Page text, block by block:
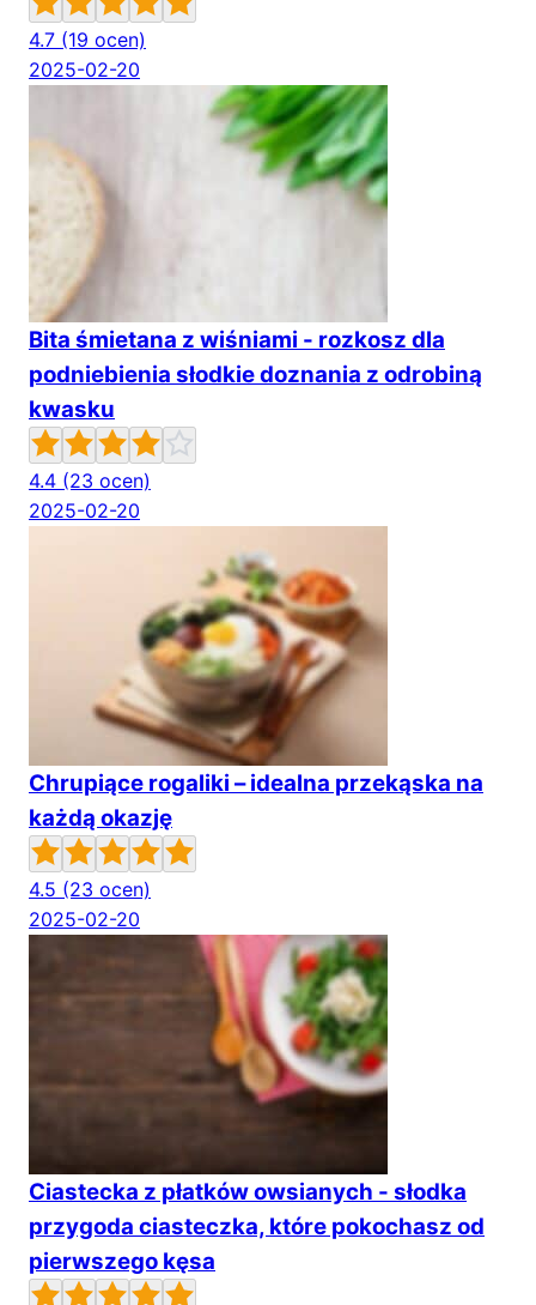
4.7 (19 ocen)
2025-02-20
Bita śmietana z wiśniami - rozkosz dla
podniebienia słodkie doznania z odrobiną
kwasku
4.4 (23 ocen)
2025-02-20
Chrupiące rogaliki – idealna przekąska na
każdą okazję
4.5 (23 ocen)
2025-02-20
Ciastecka z płatków owsianych - słodka
przygoda ciasteczka, które pokochasz od
pierwszego kęsa